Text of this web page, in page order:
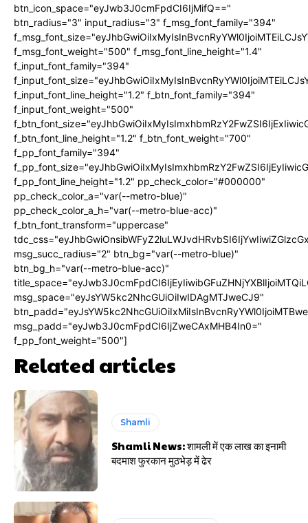
btn_icon_space="eyJwb3J0cmFpdCI6IjMifQ=="
btn_radius="3" input_radius="3" f_msg_font_family="394"
f_msg_font_weight="500" f_msg_font_line_height="1.4"
f_input_font_family="394"
f_input_font_line_height="1.2" f_btn_font_family="394"
f_input_font_weight="500"
f_btn_font_line_height="1.2" f_btn_font_weight="700"
f_pp_font_family="394"
f_pp_font_line_height="1.2" pp_check_color="#000000"
pp_check_color_a="var(--metro-blue)"
pp_check_color_a_h="var(--metro-blue-acc)"
f_btn_font_transform="uppercase"
msg_succ_radius="2" btn_bg="var(--metro-blue)"
btn_bg_h="var(--metro-blue-acc)"
msg_space="eyJsYW5kc2NhcGUiOiIwIDAgMTJweCJ9"
msg_padd="eyJwb3J0cmFpdCI6IjZweCAxMHB4In0="
f_pp_font_weight="500"]
Related articles
Shamli
Shamli News: शामली में एक लाख का इनामी
बदमाश फुरकान मुठभेड़ में ढेर